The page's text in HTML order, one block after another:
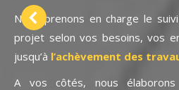
Nous prenons en charge le
projet selon vos besoins, vos
jusqu’à l’achèvement des
A vos côtés, nous